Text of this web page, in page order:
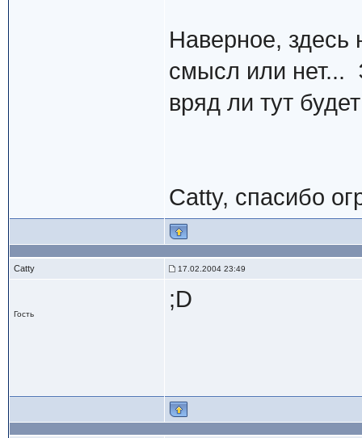
Наверное, здесь
смысл или нет...
вряд ли тут
Catty, спасибо
Catty 17.02.2004 23:49
Гость
;D